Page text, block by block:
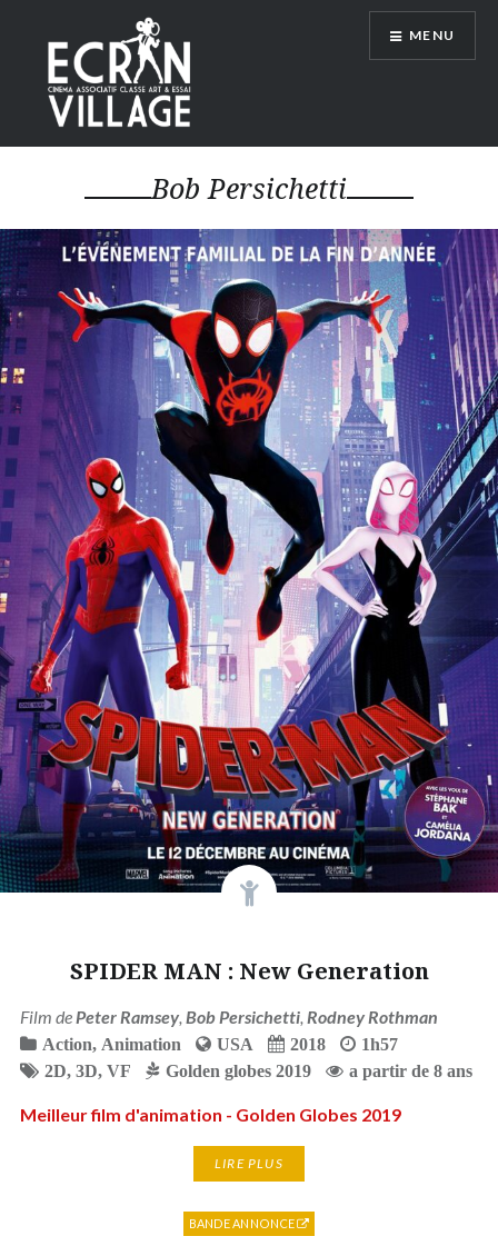
contenu
principal
ÉCRAN VILLAGE
MENU
Bob Persichetti
SPIDER MAN : New Generation
Film de Peter Ramsey, Bob Persichetti, Rodney Rothman
Action, Animation USA 2018
1h57
2D, 3D, VF Golden globes 2019 a partir de 8 ans
Meilleur film d'animation - Golden Globes 2019
LIRE PLUS
BANDE ANNONCE